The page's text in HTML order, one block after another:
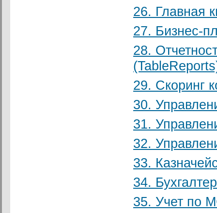
26. Главная
27. Бизнес-
28.
29. Скоринг
30.
31.
32.
33.
34.
35. Учет по